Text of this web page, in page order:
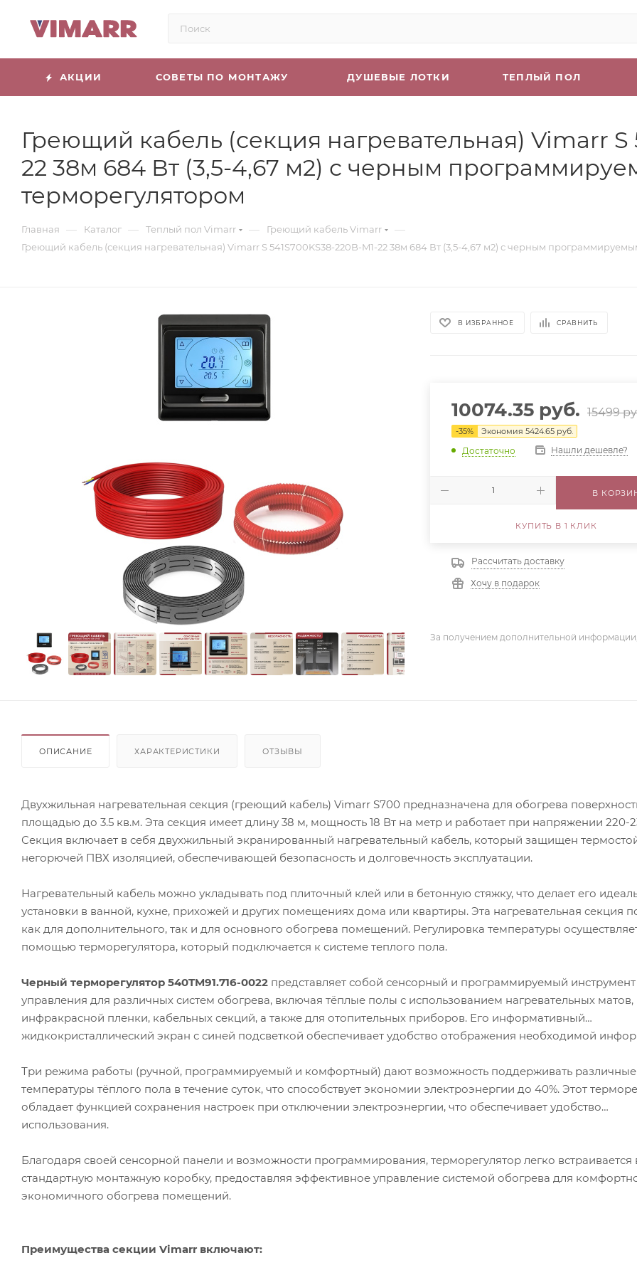
АКЦИИ СОВЕТЫ ПО МОНТАЖУ ДУШЕВЫЕ ЛОТКИ ТЕПЛЫЙ ПОЛ
Греющий кабель (секция нагревательная) Vimarr S
22 38м 684 Вт (3,5-4,67 м2) с черным
терморегулятором
Главная — Каталог — Теплый пол Vimarr — Греющий кабель Vimarr —
Греющий кабель (секция нагревательная) Vimarr S 541S700KS38-220B-M1-22 38м 684 Вт (3,5-4,67 м2) с черным
В ИЗБРАННОЕ СРАВНИТЬ
10074.35 руб. 15499
-35% Экономия5424.65 руб.
Достаточно Нашли дешевле?
В
КУПИТЬ В 1 КЛИК
Рассчитать доставку
Хочу в подарок
За получением дополнительной
ОПИСАНИЕ ХАРАКТЕРИСТИКИ ОТЗЫВЫ
Двухжильная нагревательная секция (греющий кабель) Vimarr S700 предназначена для обогрева
площадью до 3.5 кв.м. Эта секция имеет длину 38 м, мощность 18 Вт на метр и работает при напряжении 220-
Секция включает в себя двухжильный экранированный нагревательный кабель, который защищен
негорючей ПВХ изоляцией, обеспечивающей безопасность и долговечность эксплуатации.
Нагревательный кабель можно укладывать под плиточный клей или в бетонную стяжку, что делает его
установки в ванной, кухне, прихожей и других помещениях дома или квартиры. Эта нагревательная секция
как для дополнительного, так и для основного обогрева помещений. Регулировка температуры
помощью терморегулятора, который подключается к системе теплого пола.
Черный терморегулятор 540TM91.716-0022 представляет собой сенсорный и программируемый инструмент
управления для различных систем обогрева, включая тёплые полы с использованием нагревательных матов,
инфракрасной пленки, кабельных секций, а также для отопительных приборов. Его информативный
жидкокристаллический экран с синей подсветкой обеспечивает удобство отображения необходимой
Три режима работы (ручной, программируемый и комфортный) дают возможность поддерживать различные
температуры тёплого пола в течение суток, что способствует экономии электроэнергии до 40%. Этот
обладает функцией сохранения настроек при отключении электроэнергии, что обеспечивает удобство
использования.
Благодаря своей сенсорной панели и возможности программирования, терморегулятор легко встраивается
стандартную монтажную коробку, предоставляя эффективное управление системой обогрева для
экономичного обогрева помещений.
Преимущества секции Vimarr включают: